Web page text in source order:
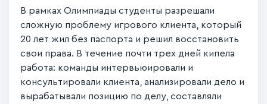
В рамках Олимпиады студенты разрешали
сложную проблему игрового клиента, который
20 лет жил без паспорта и решил восстановить
свои права. В течение почти трех дней кипела
работа: команды интервьюировали и
консультировали клиента, анализировали дело и
вырабатывали позицию по делу, составляли